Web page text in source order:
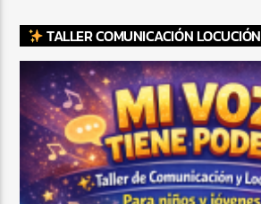
TALLER COMUNICACIÓN LOCUCIÓN